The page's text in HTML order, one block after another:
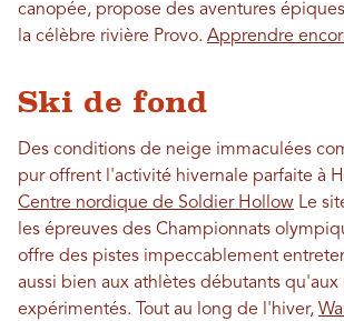
canopée, propose des aventures
la célèbre rivière Provo. Apprendre
Ski de fond
Des conditions de neige immaculées
pur offrent l'activité hivernale parfaite à
Centre nordique de Soldier Hollow Le
les épreuves des Championnats
offre des pistes impeccablement
aussi bien aux athlètes débutants qu'aux
expérimentés. Tout au long de l'hiver,